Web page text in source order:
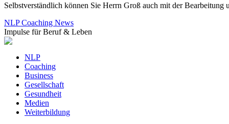
Selbstverständlich können Sie Herrn Groß auch mit der
NLP Coaching News
Impulse für Beruf & Leben
NLP
Coaching
Business
Gesellschaft
Gesundheit
Medien
Weiterbildung